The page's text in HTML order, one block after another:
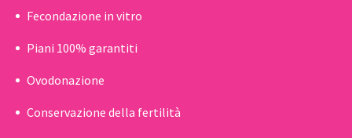
Fecondazione in vitro
Piani 100% garantiti
Ovodonazione
Conservazione della fertilità